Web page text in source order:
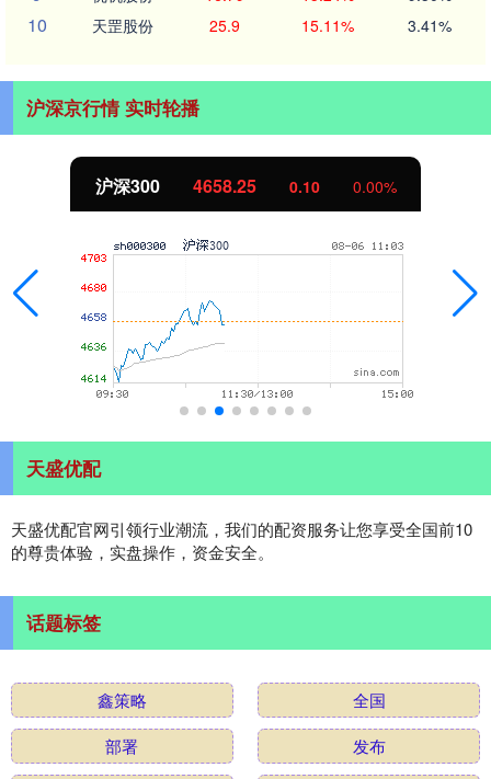
10 天罡股份 25.9 15.11% 3.41%
沪深京行情 实时轮播
沪深300 4658.25 0.10 0.00%
天盛优配
天盛优配官网引领行业潮流，我们的配资服务让您享受全国前10
的尊贵体验，实盘操作，资金安全。
话题标签
鑫策略
全国
部署
发布